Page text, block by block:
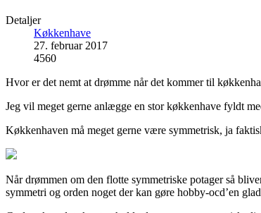
Detaljer
Køkkenhave
27. februar 2017
4560
Hvor er det nemt at drømme når det kommer til
Jeg vil meget gerne anlægge en stor køkkenhave fyldt
Køkkenhaven må meget gerne være symmetrisk, ja
Når drømmen om den flotte symmetriske potager så
symmetri og orden noget der kan gøre hobby-ocd’en